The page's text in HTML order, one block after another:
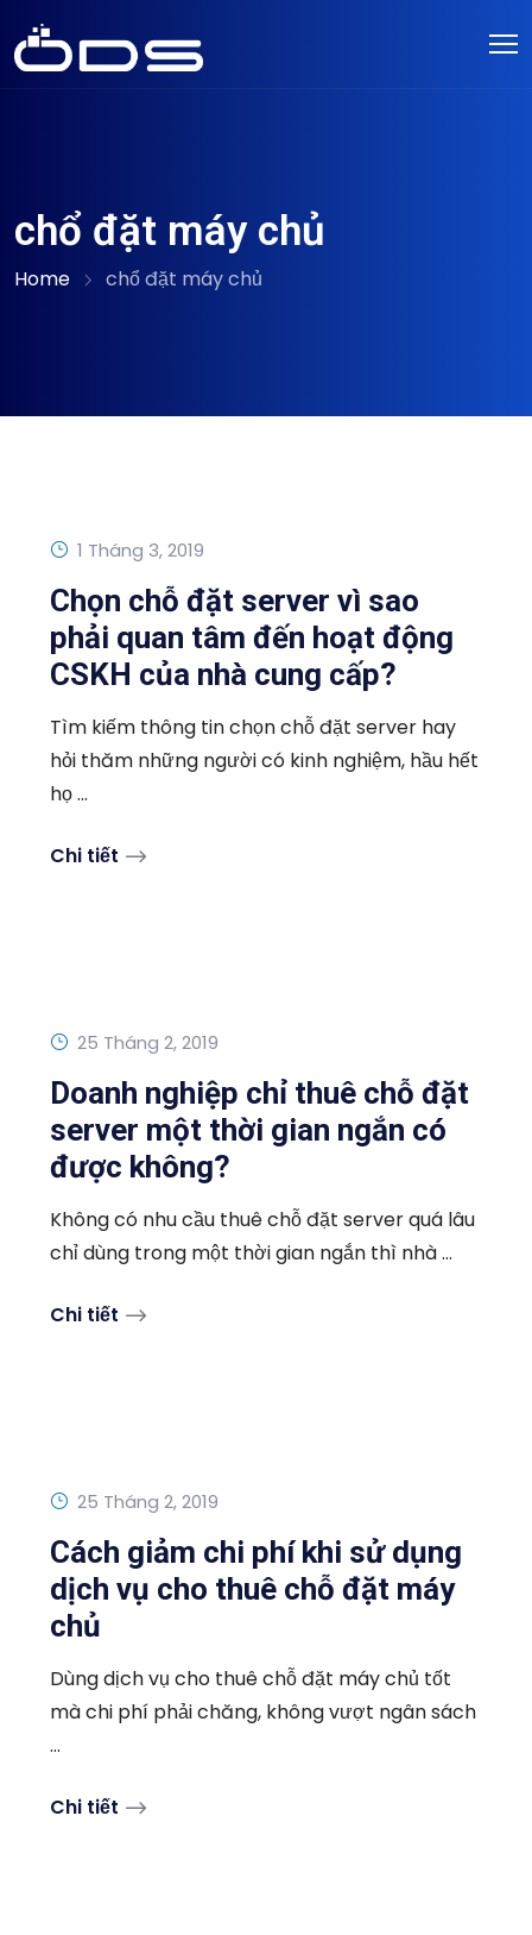
chổ đặt máy chủ
Home chổ đặt máy chủ
1 Tháng 3, 2019
Chọn chỗ đặt server vì sao
phải quan tâm đến hoạt động
CSKH của nhà cung cấp?
Tìm kiếm thông tin chọn chỗ đặt server hay
hỏi thăm những người có kinh nghiệm, hầu hết
họ ...
Chi tiết
25 Tháng 2, 2019
Doanh nghiệp chỉ thuê chỗ đặt
server một thời gian ngắn có
được không?
Không có nhu cầu thuê chỗ đặt server quá lâu
chỉ dùng trong một thời gian ngắn thì nhà ...
Chi tiết
25 Tháng 2, 2019
Cách giảm chi phí khi sử dụng
dịch vụ cho thuê chỗ đặt máy
chủ
Dùng dịch vụ cho thuê chỗ đặt máy chủ tốt
mà chi phí phải chăng, không vượt ngân sách
...
Chi tiết